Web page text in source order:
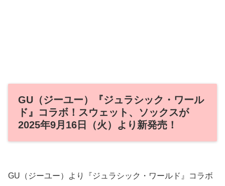
GU（ジーユー）『ジュラシック・ワール
ド』コラボ！スウェット、ソックスが
2025年9月16日（火）より新発売！
GU（ジーユー）より『ジュラシック・ワールド』コラボ